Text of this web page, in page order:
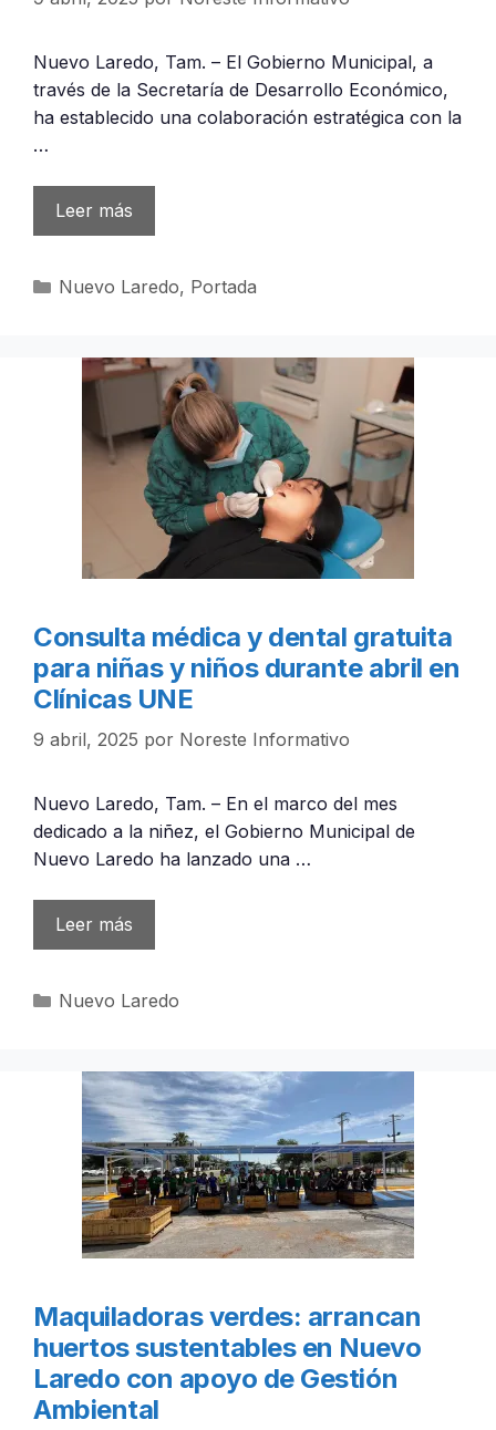
Nuevo Laredo, Tam. – El Gobierno Municipal, a
través de la Secretaría de Desarrollo Económico,
ha establecido una colaboración estratégica con la
…
Leer más
Categorías
Nuevo Laredo, Portada
Consulta médica y dental gratuita
para niñas y niños durante abril en
Clínicas UNE
9 abril, 2025 por Noreste Informativo
Nuevo Laredo, Tam. – En el marco del mes
dedicado a la niñez, el Gobierno Municipal de
Nuevo Laredo ha lanzado una …
Leer más
Categorías
Nuevo Laredo
Maquiladoras verdes: arrancan
huertos sustentables en Nuevo
Laredo con apoyo de Gestión
Ambiental